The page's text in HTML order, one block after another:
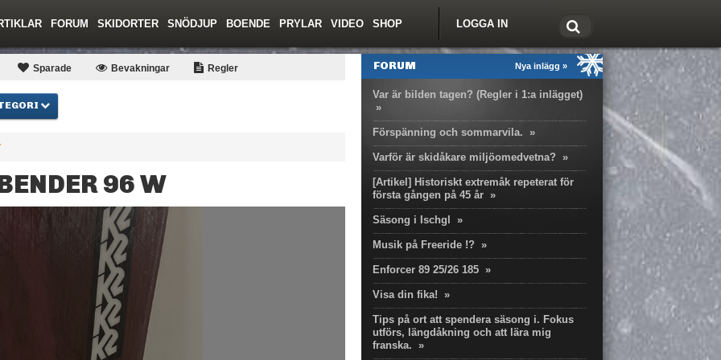
LOGGA IN
FORUM SKIDORTER SNÖDJUP BOENDE PRYLAR VIDEO SHOP
Sparade Bevakningar Regler
96 W
Nya inlägg »
FORUM
Var är bilden tagen? (Regler i 1:a inlägget)
»
Förspänning och sommarvila. »
Varför är skidåkare miljöomedvetna? »
[Artikel] Historiskt extremåk repeterat för
första gången på 45 år »
Säsong i Ischgl »
Musik på Freeride !? »
Enforcer 89 25/26 185 »
Visa din fika! »
Tips på ort att spendera säsong i. Fokus
utförs, längdåkning och att lära mig
franska. »